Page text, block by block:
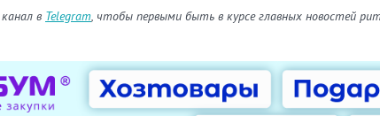
в Telegram, чтобы первыми быть в курсе главных новостей